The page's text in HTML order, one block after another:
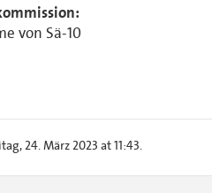
von Sä-10
24. März 2023 at 11:43.